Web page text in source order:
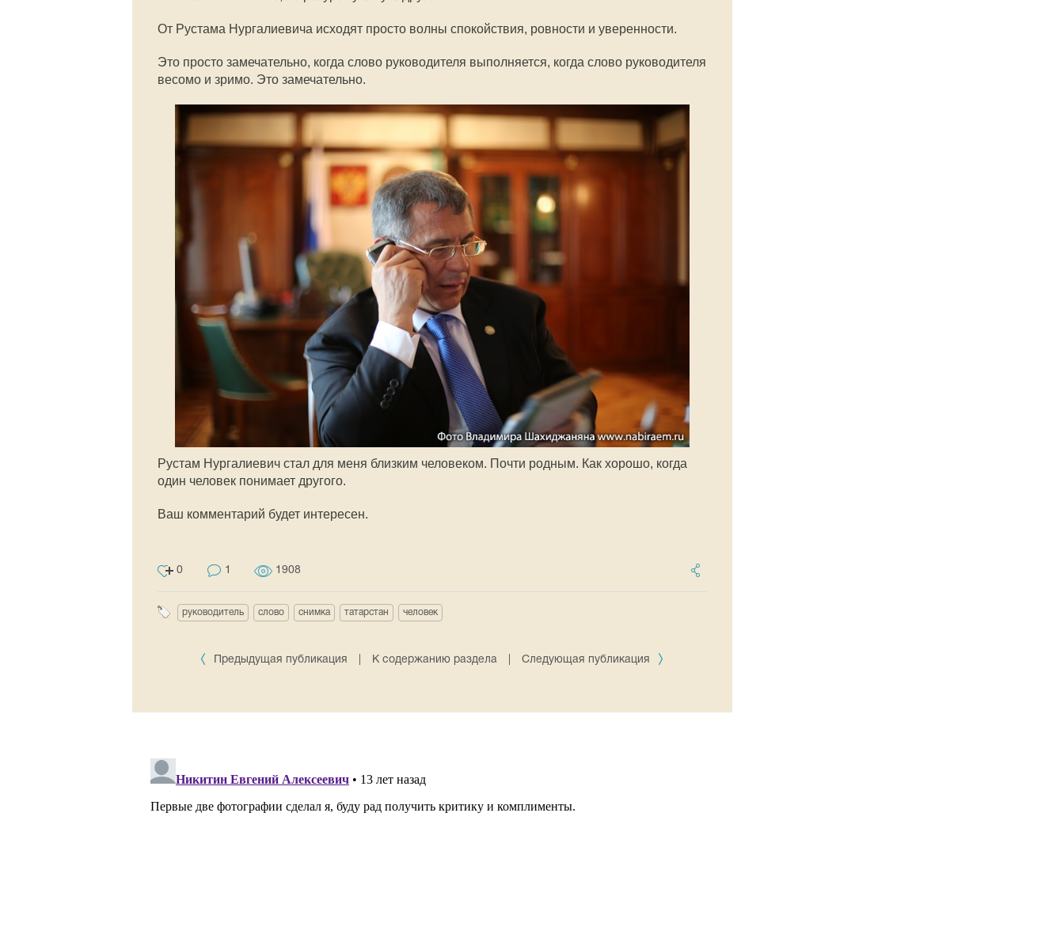
От Рустама Нургалиевича исходят просто волны спокойствия, ровности и уверенности.
Это просто замечательно, когда слово руководителя выполняется, когда слово руководителя
весомо и зримо. Это замечательно.
Рустам Нургалиевич стал для меня близким человеком. Почти родным. Как хорошо, когда
один человек понимает другого.
Ваш комментарий будет интересен.
0 1 1908
руководитель слово снимка татарстан человек
Предыдущая публикация К содержанию раздела Следующая публикация